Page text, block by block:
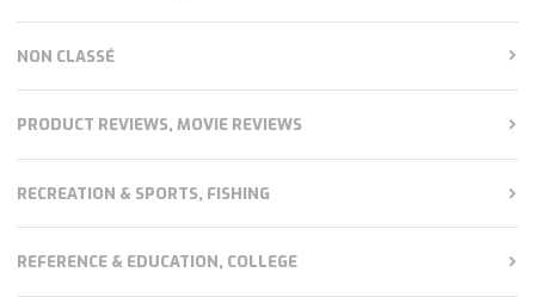
NON CLASSÉ
PRODUCT REVIEWS, MOVIE REVIEWS
RECREATION & SPORTS, FISHING
REFERENCE & EDUCATION, COLLEGE